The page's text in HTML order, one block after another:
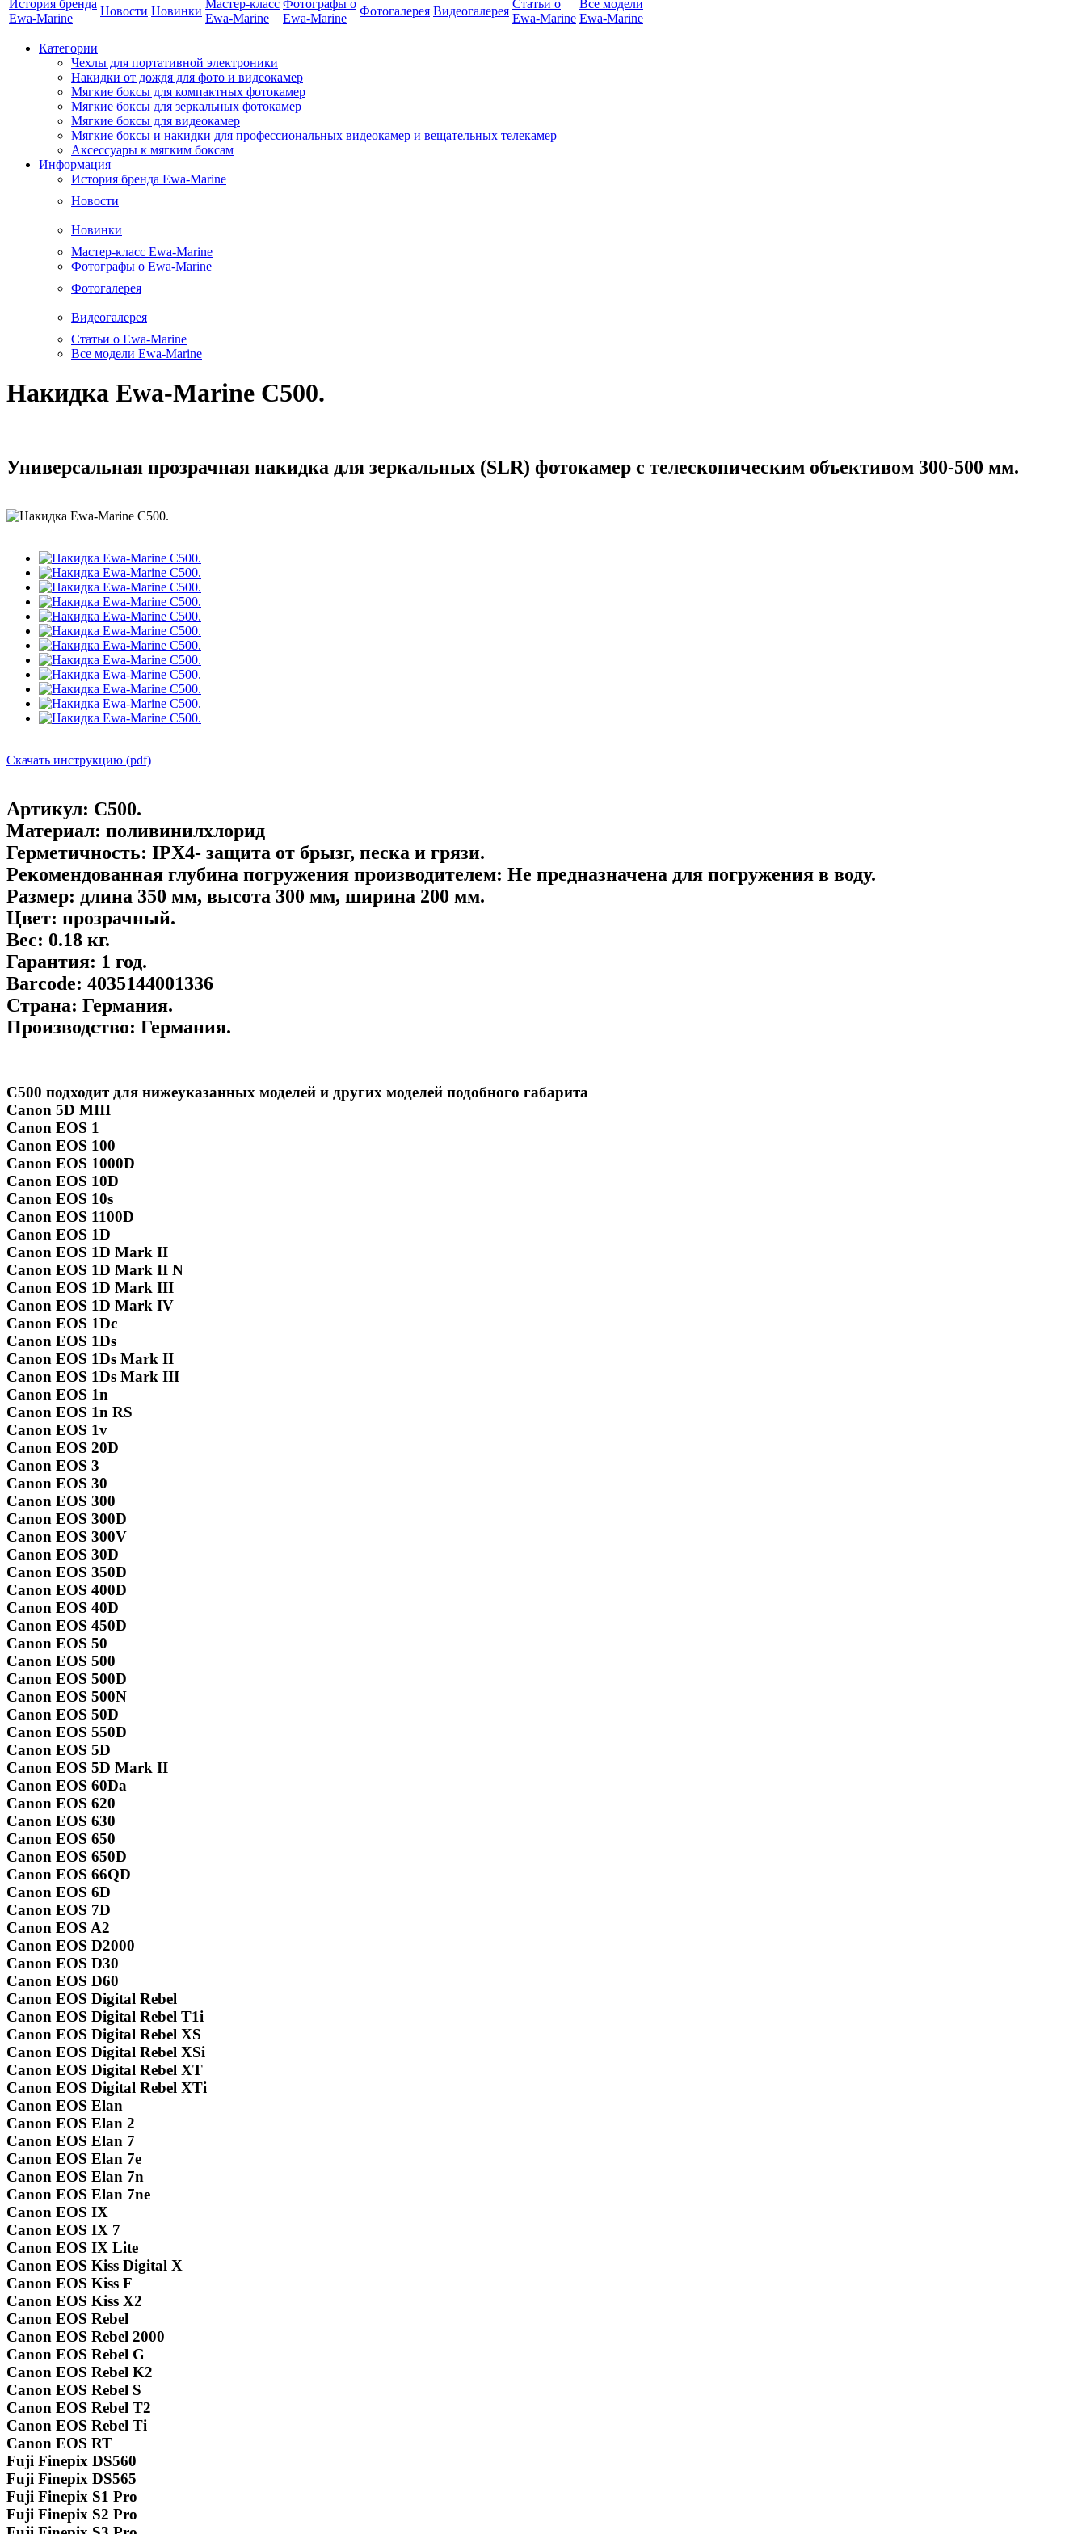
История бренда
Ewa-Marine
Новости Новинки
Мастер-класс
Ewa-Marine
Фотографы о
Ewa-Marine
Фотогалерея Видеогалерея
Статьи о
Ewa-Marine
Все модели
Ewa-Marine
Категории
Чехлы для портативной электроники
Накидки от дождя для фото и видеокамер
Мягкие боксы для компактных фотокамер
Мягкие боксы для зеркальных фотокамер
Мягкие боксы для видеокамер
Мягкие боксы и накидки для профессиональных видеокамер и вещательных телекамер
Аксессуары к мягким боксам
Информация
История бренда Ewa-Marine
Новости
Новинки
Мастер-класс Ewa-Marine
Фотографы о Ewa-Marine
Фотогалерея
Видеогалерея
Статьи о Ewa-Marine
Все модели Ewa-Marine
Накидка Ewa-Marine C500.
Универсальная прозрачная накидка для зеркальных (SLR) фотокамер с телескопическим объективом 300-500 мм.
Скачать инструкцию (pdf)
Артикул: C500.
Материал: поливинилхлорид
Герметичность: IPX4- защита от брызг, песка и грязи.
Рекомендованная глубина погружения производителем: Не предназначена для погружения в воду.
Размер: длина 350 мм, высота 300 мм, ширина 200 мм.
Цвет: прозрачный.
Вес: 0.18 кг.
Гарантия: 1 год.
Barcode: 4035144001336
Страна: Германия.
Производство: Германия.
C500 подходит для нижеуказанных моделей и других моделей подобного габарита
Canon 5D MIII
Canon EOS 1
Canon EOS 100
Canon EOS 1000D
Canon EOS 10D
Canon EOS 10s
Canon EOS 1100D
Canon EOS 1D
Canon EOS 1D Mark II
Canon EOS 1D Mark II N
Canon EOS 1D Mark III
Canon EOS 1D Mark IV
Canon EOS 1Dc
Canon EOS 1Ds
Canon EOS 1Ds Mark II
Canon EOS 1Ds Mark III
Canon EOS 1n
Canon EOS 1n RS
Canon EOS 1v
Canon EOS 20D
Canon EOS 3
Canon EOS 30
Canon EOS 300
Canon EOS 300D
Canon EOS 300V
Canon EOS 30D
Canon EOS 350D
Canon EOS 400D
Canon EOS 40D
Canon EOS 450D
Canon EOS 50
Canon EOS 500
Canon EOS 500D
Canon EOS 500N
Canon EOS 50D
Canon EOS 550D
Canon EOS 5D
Canon EOS 5D Mark II
Canon EOS 60Da
Canon EOS 620
Canon EOS 630
Canon EOS 650
Canon EOS 650D
Canon EOS 66QD
Canon EOS 6D
Canon EOS 7D
Canon EOS A2
Canon EOS D2000
Canon EOS D30
Canon EOS D60
Canon EOS Digital Rebel
Canon EOS Digital Rebel T1i
Canon EOS Digital Rebel XS
Canon EOS Digital Rebel XSi
Canon EOS Digital Rebel XT
Canon EOS Digital Rebel XTi
Canon EOS Elan
Canon EOS Elan 2
Canon EOS Elan 7
Canon EOS Elan 7e
Canon EOS Elan 7n
Canon EOS Elan 7ne
Canon EOS IX
Canon EOS IX 7
Canon EOS IX Lite
Canon EOS Kiss Digital X
Canon EOS Kiss F
Canon EOS Kiss X2
Canon EOS Rebel
Canon EOS Rebel 2000
Canon EOS Rebel G
Canon EOS Rebel K2
Canon EOS Rebel S
Canon EOS Rebel T2
Canon EOS Rebel Ti
Canon EOS RT
Fuji Finepix DS560
Fuji Finepix DS565
Fuji Finepix S1 Pro
Fuji Finepix S2 Pro